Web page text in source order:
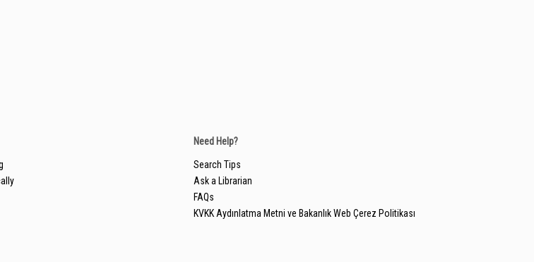
Need Help?
Search Tips
Ask a Librarian
FAQs
KVKK Aydınlatma Metni ve Bakanlık Web Çerez Politikası